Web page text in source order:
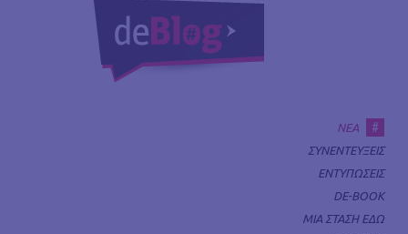
ΝΕΑ #
ΣΥΝΕΝΤΕΥΞΕΙΣ
ΕΝΤΥΠΩΣΕΙΣ
DE-BOOK
ΜΙΑ ΣΤΑΣΗ ΕΔΩ